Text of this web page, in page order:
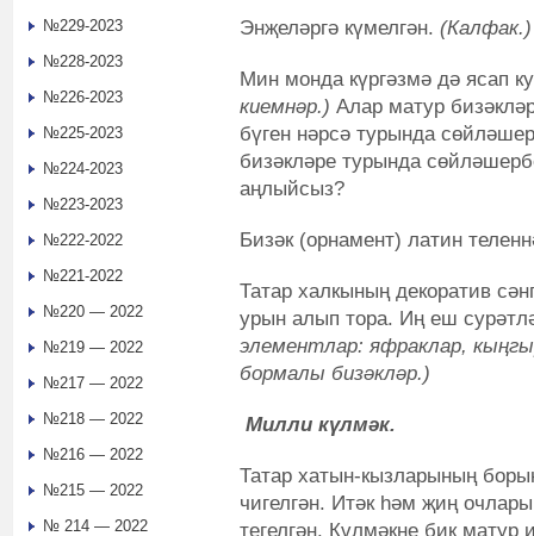
Энҗеләргә күмелгән. (Калфак.)
Мин монда күргәзмә дә ясап
киемнәр.) Алар матур
бүген нәрсә турында
бизәкләре турында
аңлыйсыз?
Бизәк (орнамент) латин
Татар халкының декоратив
урын алып тора. Иң еш
элементлар: яфраклар,
бормалы бизәкләр.)
Милли күлмәк.
Татар хатын-кызларының
чигелгән. Итәк һәм җиң
тегелгән. Күлмәкне бик матур
№229-2023
№228-2023
№226-2023
№225-2023
№224-2023
№223-2023
№222-2022
№221-2022
№220 — 2022
№219 — 2022
№217 — 2022
№218 — 2022
№216 — 2022
№215 — 2022
№ 214 — 2022